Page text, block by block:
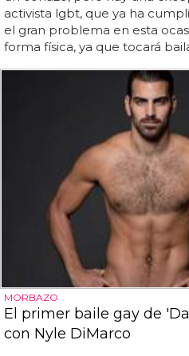
activista lgbt, que ya ha
el gran problema en esta
forma física, ya que tocará
MORBAZO
El primer baile gay de
con Nyle DiMarco